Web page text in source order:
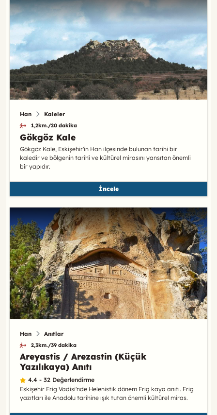
Han Kaleler
1,2km./20 dakika
Gökgöz Kale
Gökgöz Kale, Eskişehir'in Han ilçesinde bulunan tarihi bir
kaledir ve bölgenin tarihî ve kültürel mirasını yansıtan önemli
bir yapıdır.
İncele
Han Anıtlar
2,3km./39 dakika
Areyastis / Arezastin (Küçük
Yazılıkaya) Anıtı
4.4 - 32 Değerlendirme
Eskişehir Frig Vadisi'nde Helenistik dönem Frig kaya anıtı. Frig
yazıtları ile Anadolu tarihine ışık tutan önemli kültürel miras.